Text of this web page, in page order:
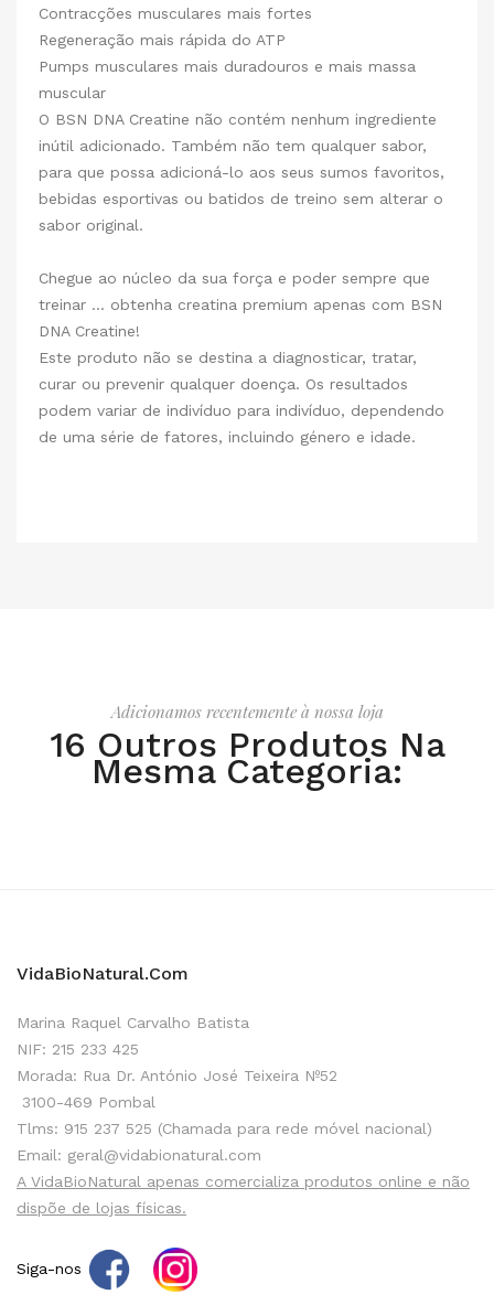
Contracções musculares mais fortes
Regeneração mais rápida do ATP
Pumps musculares mais duradouros e mais massa
muscular
O BSN DNA Creatine não contém nenhum ingrediente
inútil adicionado. Também não tem qualquer sabor,
para que possa adicioná-lo aos seus sumos favoritos,
bebidas esportivas ou batidos de treino sem alterar o
sabor original.
Chegue ao núcleo da sua força e poder sempre que
treinar ... obtenha creatina premium apenas com BSN
DNA Creatine!
Este produto não se destina a diagnosticar, tratar,
curar ou prevenir qualquer doença. Os resultados
podem variar de indivíduo para indivíduo, dependendo
de uma série de fatores, incluindo género e idade.
Adicionamos recentemente à nossa loja
16 Outros Produtos Na
Mesma Categoria:
VidaBioNatural.com
Marina Raquel Carvalho Batista
NIF: 215 233 425
Morada: Rua Dr. António José Teixeira Nº52
3100-469 Pombal
Tlms: 915 237 525 (Chamada para rede móvel nacional)
Email: geral@vidabionatural.com
A VidaBioNatural apenas comercializa produtos online e não
dispõe de lojas físicas.
Siga-nos